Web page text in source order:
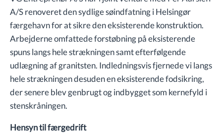
A/S renoveret den sydlige søindfatning i Helsingør
færgehavn for at sikre den eksisterende konstruktion.
Arbejderne omfattede forstøbning på eksisterende
spuns langs hele strækningen samt efterfølgende
udlægning af granitsten. Indledningsvis fjernede vi langs
hele strækningen desuden en eksisterende fodsikring,
der senere blev genbrugt og indbygget som kernefyld i
stenskråningen.
Hensyn til færgedrift